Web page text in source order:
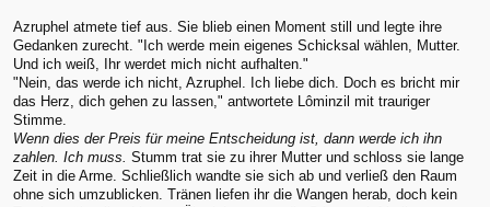
Azruphel atmete tief aus. Sie blieb einen Moment still und legte ihre
Gedanken zurecht. "Ich werde mein eigenes Schicksal wählen, Mutter.
Und ich weiß, Ihr werdet mich nicht aufhalten."
"Nein, das werde ich nicht, Azruphel. Ich liebe dich. Doch es bricht mir
das Herz, dich gehen zu lassen," antwortete Lôminzil mit trauriger
Stimme.
Wenn dies der Preis für meine Entscheidung ist, dann werde ich ihn
zahlen. Ich muss. Stumm trat sie zu ihrer Mutter und schloss sie lange
Zeit in die Arme. Schließlich wandte sie sich ab und verließ den Raum
ohne sich umzublicken. Tränen liefen ihr die Wangen herab, doch kein